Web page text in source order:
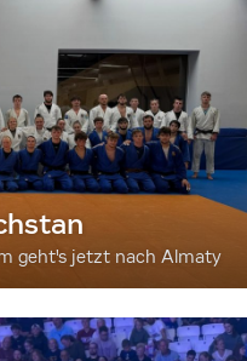
geht's jetzt nach Almaty